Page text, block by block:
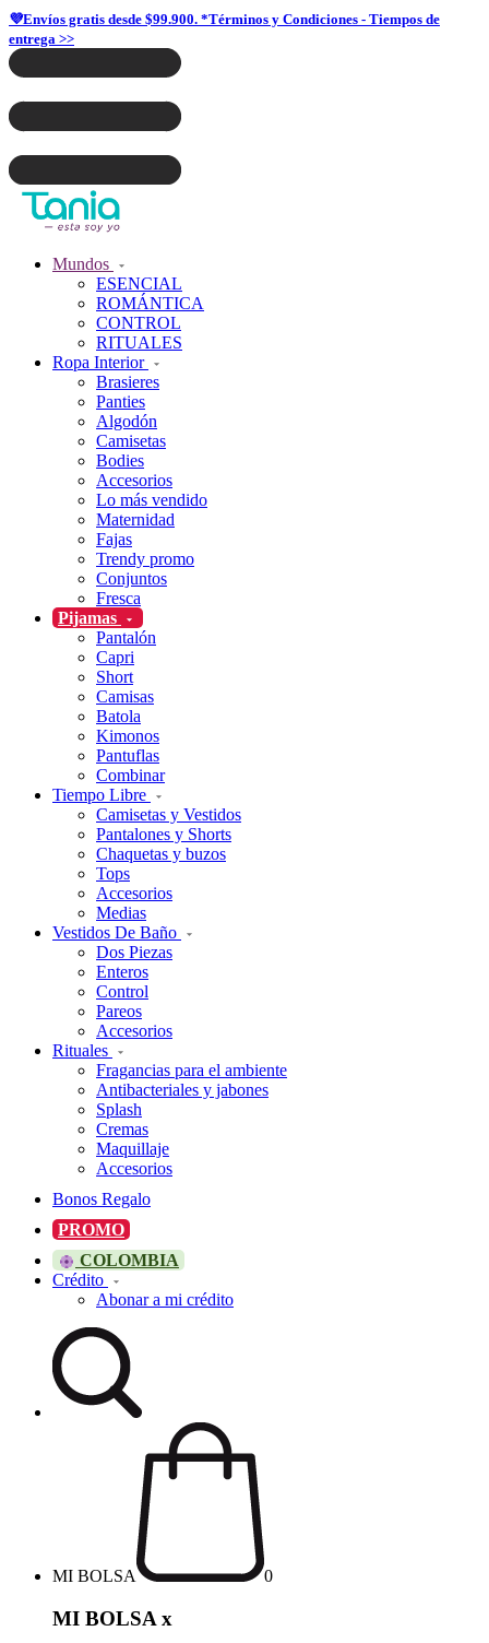
💜Envíos gratis desde $99.900. *Términos y Condiciones - Tiempos de
entrega >>
Mundos
ESENCIAL
ROMÁNTICA
CONTROL
RITUALES
Ropa Interior
Brasieres
Panties
Algodón
Camisetas
Bodies
Accesorios
Lo más vendido
Maternidad
Fajas
Trendy promo
Conjuntos
Fresca
Pijamas
Pantalón
Capri
Short
Camisas
Batola
Kimonos
Pantuflas
Combinar
Tiempo Libre
Camisetas y Vestidos
Pantalones y Shorts
Chaquetas y buzos
Tops
Accesorios
Medias
Vestidos De Baño
Dos Piezas
Enteros
Control
Pareos
Accesorios
Rituales
Fragancias para el ambiente
Antibacteriales y jabones
Splash
Cremas
Maquillaje
Accesorios
Bonos Regalo
PROMO
COLOMBIA
Crédito
Abonar a mi crédito
MI BOLSA 0
MI BOLSA x